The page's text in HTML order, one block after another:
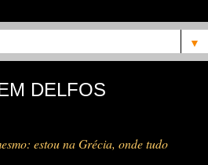
▼
DELFOS
estou na Grécia, onde tudo